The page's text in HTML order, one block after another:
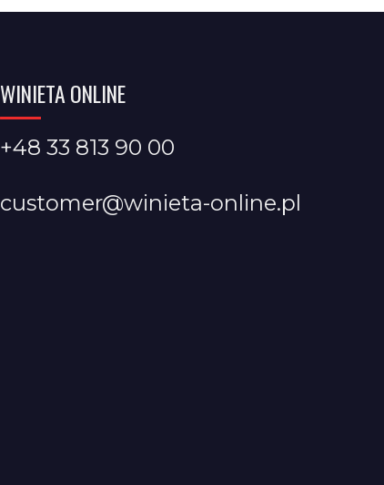
WINIETA ONLINE
+48 33 813 90 00
customer@winieta-online.pl